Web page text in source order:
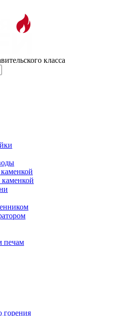
класса
печам
горения